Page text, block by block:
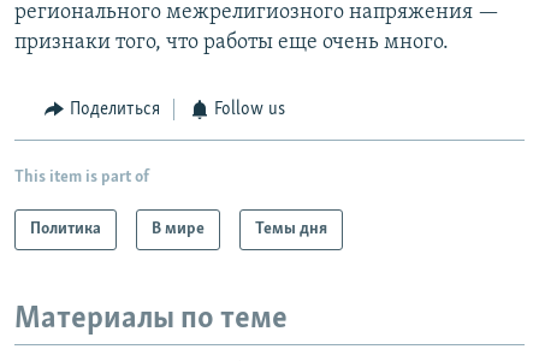
регионального межрелигиозного напряжения —
признаки того, что работы еще очень много.
Поделиться Follow us
This item is part of
Политика В мире Темы дня
Материалы по теме